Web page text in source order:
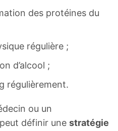
des protéines du
régulière ;
d’alcool ;
régulièrement.
ou un
définir une stratégie